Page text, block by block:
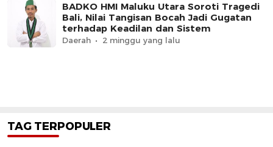
BADKO HMI Maluku Utara Soroti Tragedi
Bali, Nilai Tangisan Bocah Jadi Gugatan
terhadap Keadilan dan Sistem
Daerah 2 minggu yang lalu
TAG TERPOPULER